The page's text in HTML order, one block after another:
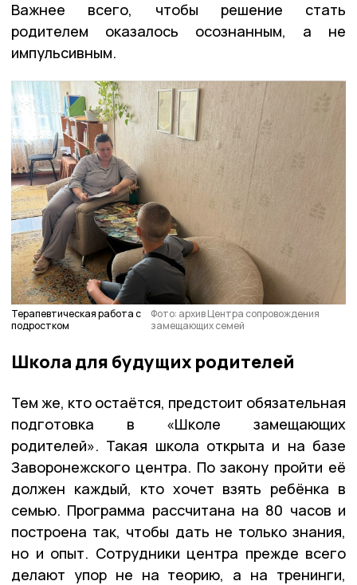
Важнее всего, чтобы решение стать
родителем оказалось осознанным, а не
импульсивным.
Терапевтическая работа с
подростком
Фото: архив Центра сопровождения
замещающих семей
Школа для будущих родителей
Тем же, кто остаётся, предстоит обязательная
подготовка в «Школе замещающих
родителей». Такая школа открыта и на базе
Заворонежского центра. По закону пройти её
должен каждый, кто хочет взять ребёнка в
семью. Программа рассчитана на 80 часов и
построена так, чтобы дать не только знания,
но и опыт. Сотрудники центра прежде всего
делают упор не на теорию, а на тренинги,